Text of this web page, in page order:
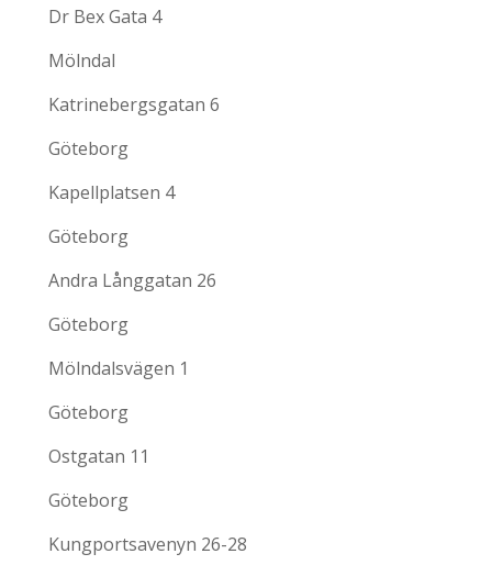
Dr Bex Gata 4
Mölndal
Katrinebergsgatan 6
Göteborg
Kapellplatsen 4
Göteborg
Andra Långgatan 26
Göteborg
Mölndalsvägen 1
Göteborg
Ostgatan 11
Göteborg
Kungportsavenyn 26-28